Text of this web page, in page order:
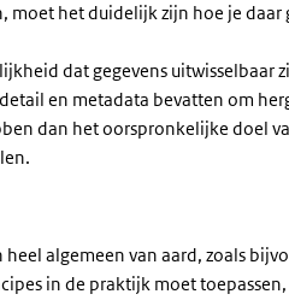
moet het duidelijk zijn hoe je daar
dat gegevens uitwisselbaar
en metadata bevatten om
dan het oorspronkelijke doel
algemeen van aard, zoals
in de praktijk moet